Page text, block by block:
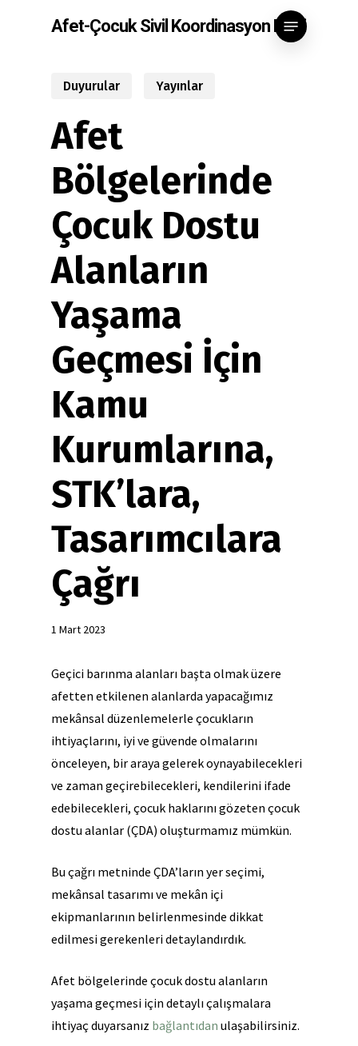
Afet-Çocuk Sivil Koordinasyon Ekibi
Menu
Duyurular Yayınlar
Afet
Bölgelerinde
Çocuk Dostu
Alanların
Yaşama
Geçmesi İçin
Kamu
Kurumlarına,
STK’lara,
Tasarımcılara
Çağrı
1 Mart 2023
Geçici barınma alanları başta olmak üzere
afetten etkilenen alanlarda yapacağımız
mekânsal düzenlemelerle çocukların
ihtiyaçlarını, iyi ve güvende olmalarını
önceleyen, bir araya gelerek oynayabilecekleri
ve zaman geçirebilecekleri, kendilerini ifade
edebilecekleri, çocuk haklarını gözeten çocuk
dostu alanlar (ÇDA) oluşturmamız mümkün.
Bu çağrı metninde ÇDA’ların yer seçimi,
mekânsal tasarımı ve mekân içi
ekipmanlarının belirlenmesinde dikkat
edilmesi gerekenleri detaylandırdık.
Afet bölgelerinde çocuk dostu alanların
yaşama geçmesi için detaylı çalışmalara
ihtiyaç duyarsanız bağlantıdan ulaşabilirsiniz.